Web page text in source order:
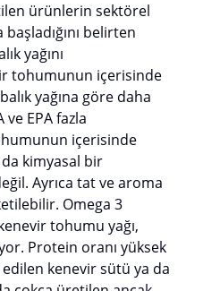
ürünlerin sektörel
belirten
yağını
tohumunun içerisinde
yağına göre daha
ve EPA fazla
içerisinde
kimyasal bir
Ayrıca tat ve aroma
Omega 3
tohumu yağı,
Protein oranı yüksek
kenevir sütü ya da